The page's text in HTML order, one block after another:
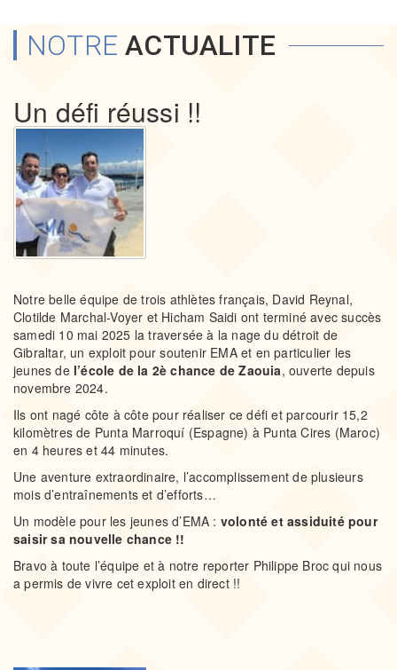
NOTRE ACTUALITE
Un défi réussi !!
Notre belle équipe de trois athlètes français, David Reynal,
Clotilde Marchal-Voyer et Hicham Saidi ont terminé avec succès
samedi 10 mai 2025 la traversée à la nage du détroit de
Gibraltar, un exploit pour soutenir EMA et en particulier les
jeunes de l’école de la 2è chance de Zaouia, ouverte depuis
novembre 2024.
Ils ont nagé côte à côte pour réaliser ce défi et parcourir 15,2
kilomètres de Punta Marroquí (Espagne) à Punta Cires (Maroc)
en 4 heures et 44 minutes.
Une aventure extraordinaire, l’accomplissement de plusieurs
mois d’entraînements et d’efforts…
Un modèle pour les jeunes d’EMA : volonté et assiduité pour
saisir sa nouvelle chance !!
Bravo à toute l’équipe et à notre reporter Philippe Broc qui nous
a permis de vivre cet exploit en direct !!